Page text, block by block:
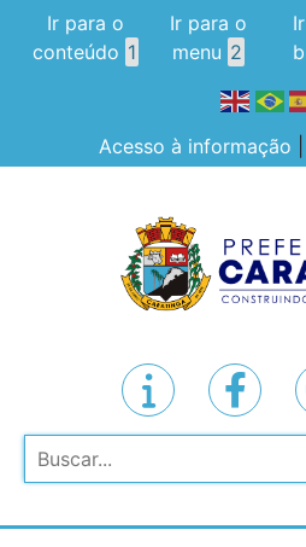
Ir para o
conteúdo 1
Ir para o
menu 2
Acesso à informação
Pesquisar